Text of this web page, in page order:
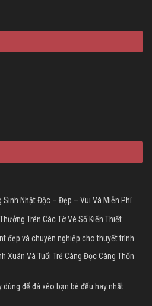
Sinh Nhật Độc – Đẹp – Vui Và Miễn Phí
Trên Các Tờ Vé Số Kiến Thiết
đẹp và chuyên nghiệp cho thuyết trình
Xuân Và Tuổi Trẻ Càng Đọc Càng Thổn
để đá xéo bạn bè đểu hay nhất